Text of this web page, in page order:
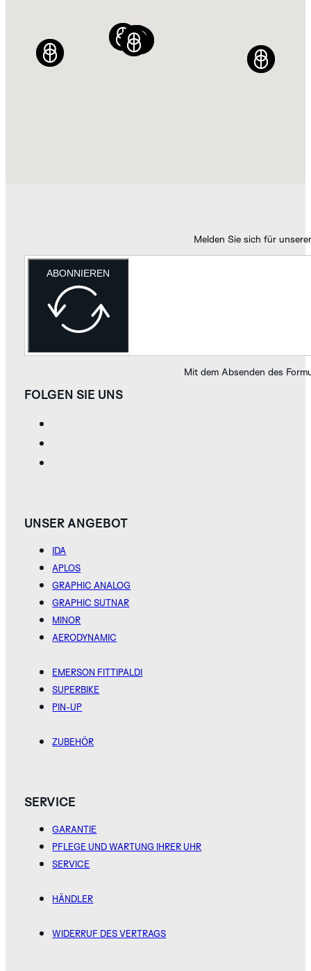
ENTDECKEN SIE
Melden Sie sich für
ABONNIEREN
Mit dem Absenden des
FOLGEN SIE UNS
UNSER ANGEBOT
IDA
APLOS
GRAPHIC ANALOG
GRAPHIC SUTNAR
MINOR
AERODYNAMIC
EMERSON FITTIPALDI
SUPERBIKE
PIN-UP
ZUBEHÖR
SERVICE
GARANTIE
PFLEGE UND WARTUNG IHRER UHR
SERVICE
HÄNDLER
WIDERRUF DES VERTRAGS